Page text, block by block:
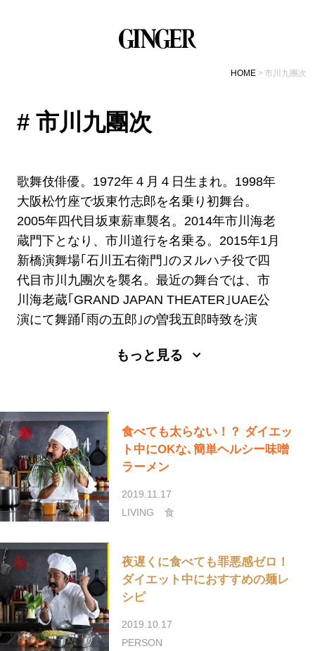
HOME 市川九團次
# 市川九團次
歌舞伎俳優。1972年４月４日生まれ。1998年
大阪松竹座で坂東竹志郎を名乗り初舞台。
2005年四代目坂東薪車襲名。2014年市川海老
蔵門下となり、市川道行を名乗る。2015年1月
新橋演舞場｢石川五右衛門｣のヌルハチ役で四
代目市川九團次を襲名。最近の舞台では、市
川海老蔵｢GRAND JAPAN THEATER｣UAE公
演にて舞踊｢雨の五郎｣の曽我五郎時致を演
年には、九團次として初めての自主公演｢九團
躍の場を広げている。
blog Twitter Instagram
もっと見る
食べても太らない！？ ダイエッ
ト中にOKな､簡単ヘルシー味噌
ラーメン
2019.11.17
LIVING
食
夜遅くに食べても罪悪感ゼロ！
ダイエット中におすすめの麺レ
シピ
2019.10.17
PERSON